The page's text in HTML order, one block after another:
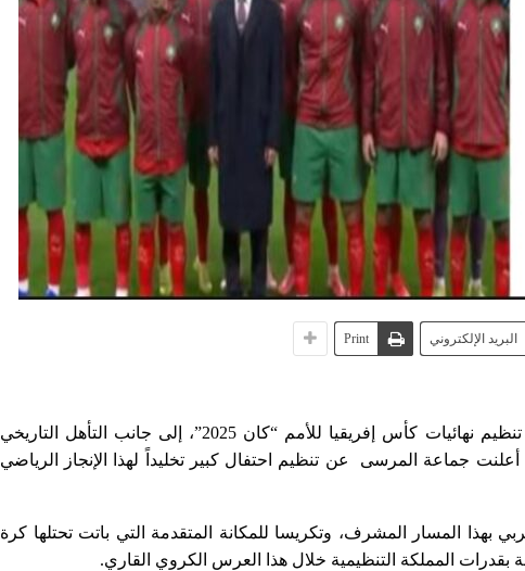
البريد الإلكتروني Print
بمناسبة النجاح الباهر الذي حققه المغرب في تنظيم نهائيات كأس إفريقيا للأمم “كان 2025”، إلى جانب التأهل التاريخي
أعلنت جماعة المرسى عن تنظيم احتفال كبير تخليداً لهذا الإنجاز الرياضي
بهذا المسار المشرف، وتكريسا للمكانة المتقدمة التي باتت تحتلها كرة
بقدرات المملكة التنظيمية خلال هذا العرس الكروي القاري.